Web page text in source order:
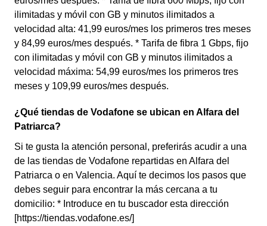
ilimitadas y móvil con GB y minutos ilimitados a
velocidad alta: 41,99 euros/mes los primeros tres meses
y 84,99 euros/mes después. * Tarifa de fibra 1 Gbps, fijo
con ilimitadas y móvil con GB y minutos ilimitados a
velocidad máxima: 54,99 euros/mes los primeros tres
meses y 109,99 euros/mes después.
¿Qué tiendas de Vodafone se ubican en Alfara del
Patriarca?
Si te gusta la atención personal, preferirás acudir a una
de las tiendas de Vodafone repartidas en Alfara del
Patriarca o en Valencia. Aquí te decimos los pasos que
debes seguir para encontrar la más cercana a tu
domicilio: * Introduce en tu buscador esta dirección
[https://tiendas.vodafone.es/]